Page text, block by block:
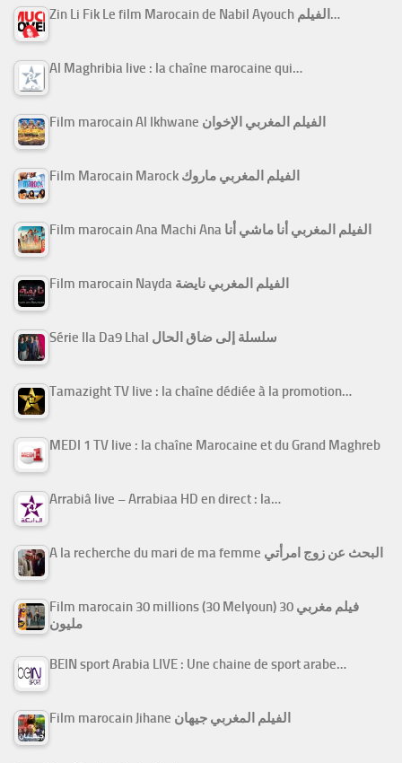
Zin Li Fik Le film Marocain de Nabil Ayouch الفيلم…
Al Maghribia live : la chaîne marocaine qui…
Film marocain Al Ikhwane الفيلم المغربي الإخوان
Film Marocain Marock الفيلم المغربي ماروك
Film marocain Ana Machi Ana الفيلم المغربي أنا ماشي أنا
Film marocain Nayda الفيلم المغربي نايضة
Série Ila Da9 Lhal سلسلة إلى ضاق الحال
Tamazight TV live : la chaîne dédiée à la promotion…
MEDI 1 TV live : la chaîne Marocaine et du Grand Maghreb
Arrabiâ live – Arrabiaa HD en direct : la…
A la recherche du mari de ma femme البحث عن زوج امرأتي
Film marocain 30 millions (30 Melyoun) فيلم مغربي 30
مليون
BEIN sport Arabia LIVE : Une chaine de sport arabe…
Film marocain Jihane الفيلم المغربي جيهان